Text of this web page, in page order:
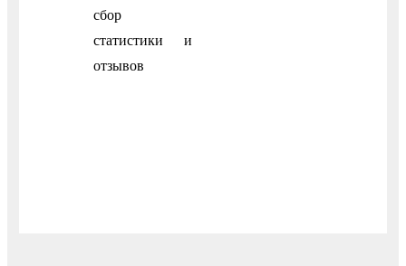
сбор
статистики и
отзывов